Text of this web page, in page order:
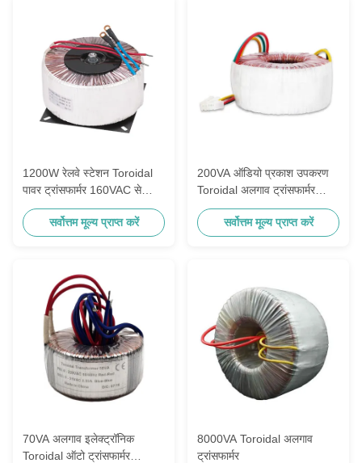
1200W रेलवे स्टेशन Toroidal
पावर ट्रांसफार्मर 160VAC से
40VAC / 30A
सर्वोत्तम मूल्य प्राप्त करें
200VA ऑडियो प्रकाश उपकरण
Toroidal अलगाव ट्रांसफार्मर
18VAC 0V 18VAC
सर्वोत्तम मूल्य प्राप्त करें
70VA अलगाव इलेक्ट्रॉनिक
Toroidal ऑटो ट्रांसफार्मर
8000VA Toroidal अलगाव
ट्रांसफार्मर